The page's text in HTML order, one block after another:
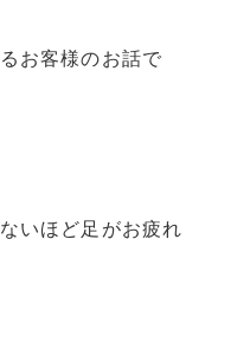
お客様のお話で
いほど足がお疲れ